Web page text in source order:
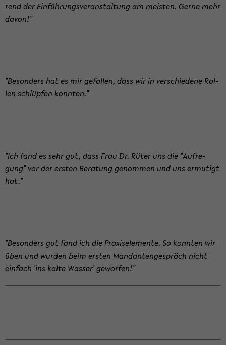
rend der Ein­füh­rungs­ver­an­stal­tung am meis­ten. Gerne mehr
davon!"
"Be­son­ders hat es mir ge­fal­len, dass wir in ver­schie­de­ne Rol­
len schlüp­fen konn­ten."
"Ich fand es sehr gut, dass Frau Dr. Rüter uns die "Auf­re­
gung" vor der ers­ten Be­ra­tung ge­nom­men und uns er­mu­tigt
hat."
"Be­son­ders gut fand ich die Pra­xis­ele­men­te. So konn­ten wir
üben und wur­den beim ers­ten Man­dan­ten­ge­spräch nicht
ein­fach 'ins kalte Was­ser' ge­wor­fen!"